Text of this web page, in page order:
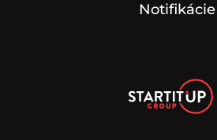
Notifikácie